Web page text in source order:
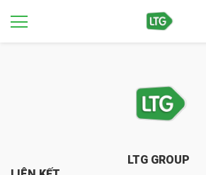
LTG GROUP